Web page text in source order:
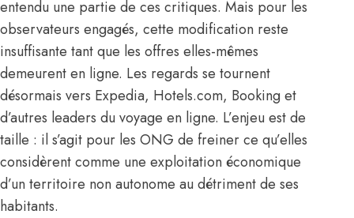
entendu une partie de ces critiques. Mais pour les
observateurs engagés, cette modification reste
insuffisante tant que les offres elles-mêmes
demeurent en ligne. Les regards se tournent
désormais vers Expedia, Hotels.com, Booking et
d’autres leaders du voyage en ligne. L’enjeu est de
taille : il s’agit pour les ONG de freiner ce qu’elles
considèrent comme une exploitation économique
d’un territoire non autonome au détriment de ses
habitants.